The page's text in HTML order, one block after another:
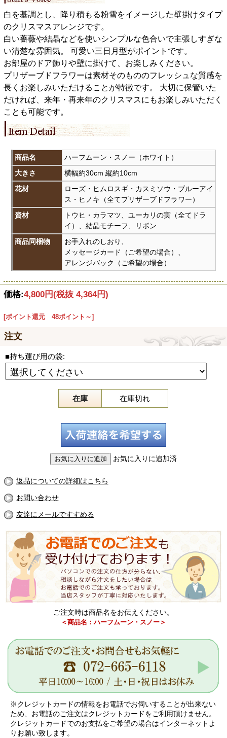
白を基調とし、降り積もる粉雪をイメージした壁掛けタイプ
のクリスマスアレンジです。
白い薔薇や結晶などを使いシンプルな色合いで主張しすぎな
い清楚な雰囲気。 可愛い三日月型がポイントです。
お部屋のドア飾りや壁に掛けて、お楽しみください。
プリザーブドフラワーは素材そのもののフレッシュな質感を
長くお楽しみいただけることが特徴です。 大切に保管いた
だければ、来年・再来年のクリスマスにもお楽しみいただく
ことも可能です。
商品名
ハーフムーン・スノー（ホワイト）
大きさ
横幅約30cm 縦約10cm
花材
ローズ・ヒムロスギ・カスミソウ・ブルーアイ
ス・ヒノキ（全てプリザーブドフラワー）
資材
トウヒ・カラマツ、ユーカリの実（全てドラ
イ）、結晶モチーフ、リボン
商品同梱物
お手入れのしおり、
メッセージカード（ご希望の場合）、
アレンジバック（ご希望の場合）
価格:4,800円(税抜 4,364円)
[ポイント還元 48ポイント～]
注文
■持ち運び用の袋:
在庫 在庫切れ
お気に入りに追加済
返品についての詳細はこちら
お問い合わせ
友達にメールですすめる
ご注文時は商品名をお伝えください。
＜商品名：ハーフムーン・スノー＞
※クレジットカードの情報をお電話でお伺いすることが出来ない
ため、お電話のご注文はクレジットカードをご利用頂けません。
クレジットカードでのお支払をご希望の場合はインターネットよ
りお願い致します。